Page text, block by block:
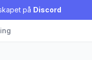
på Discord